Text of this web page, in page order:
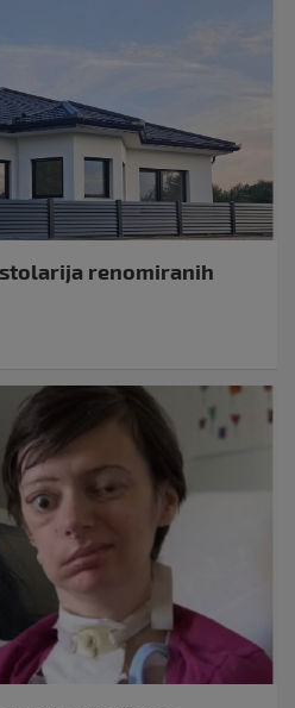
stolarija renomiranih